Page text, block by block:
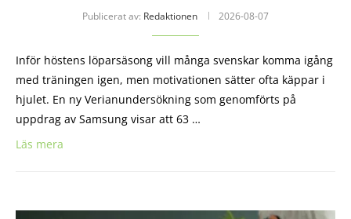
Publicerat av: Redaktionen 2026-08-07
Inför höstens löparsäsong vill många svenskar komma igång
med träningen igen, men motivationen sätter ofta käppar i
hjulet. En ny Verianundersökning som genomförts på
uppdrag av Samsung visar att 63 …
Läs mera